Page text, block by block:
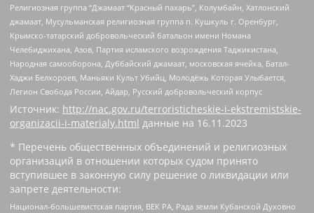
Религиозная группа “Джамаат “Красный пахарь”, Колумбайн, Хатлонский
джамаат, Мусульманская религиозная группа п. Кушкуль г. Оренбург,
Крымско-татарский добровольческий батальон имени Номана
Челебиджихана, Азов, Партия исламского возрождения Таджикистана,
Народная самооборона, Дуббайский джамаат, московская ячейка, Батал-
Хаджи Белхороев, Маньяки Культ Убийц, Молодёжь Которая Улыбается,
Легион Свобода России, Айдар, Русский добровольческий корпус
Источник: http://nac.gov.ru/terroristicheskie-i-ekstremistskie-
organizacii-i-materialy.html данные на 16.11.2023
* Перечень общественных объединений и религиозных
организаций в отношении которых судом принято
вступившее в законную силу решение о ликвидации или
запрете деятельности:
Национал-большевистская партия, ВЕК РА, Рада земли Кубанской Духовно